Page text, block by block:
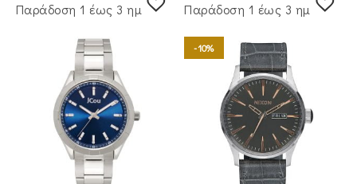
Παράδoση 1 έως 3 ημέρες
Παράδoση 1 έως 3 ημέρες
-10%